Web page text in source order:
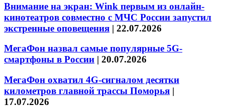
Внимание на экран: Wink первым из онлайн-
кинотеатров совместно с МЧС России запустил
экстренные оповещения | 22.07.2026
МегаФон назвал самые популярные 5G-
смартфоны в России | 20.07.2026
МегаФон охватил 4G-сигналом десятки
километров главной трассы Поморья |
17.07.2026